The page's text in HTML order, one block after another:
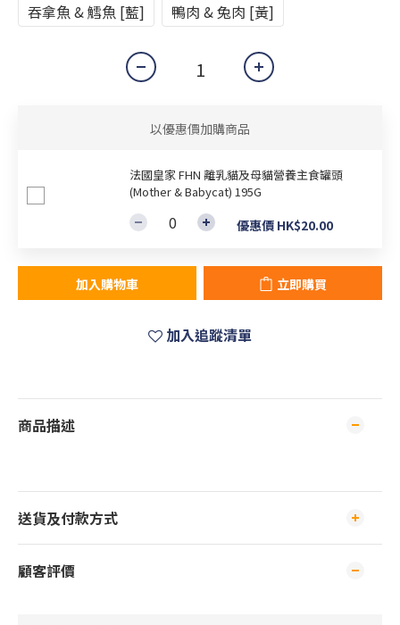
吞拿魚 & 鱈魚 [藍]
鴨肉 & 兔肉 [黃]
以優惠價加購商品
法國皇家 FHN 離乳貓及母貓營養主食罐頭
(Mother & Babycat) 195G
優惠價 HK$20.00
加入購物車 立即購買
加入追蹤清單
商品描述
送貨及付款方式
顧客評價